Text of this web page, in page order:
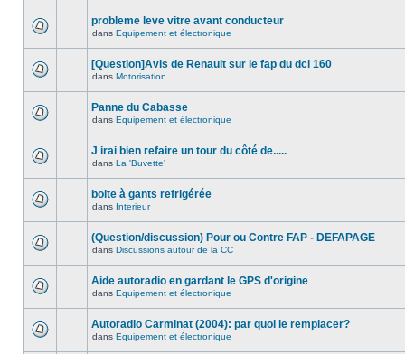
probleme leve vitre avant conducteur
dans Equipement et électronique
[Question]Avis de Renault sur le fap du dci 160
dans Motorisation
Panne du Cabasse
dans Equipement et électronique
J irai bien refaire un tour du côté de.....
dans La 'Buvette'
boite à gants refrigérée
dans Interieur
(Question/discussion) Pour ou Contre FAP - DEFAPAGE
dans Discussions autour de la CC
Aide autoradio en gardant le GPS d'origine
dans Equipement et électronique
Autoradio Carminat (2004): par quoi le remplacer?
dans Equipement et électronique